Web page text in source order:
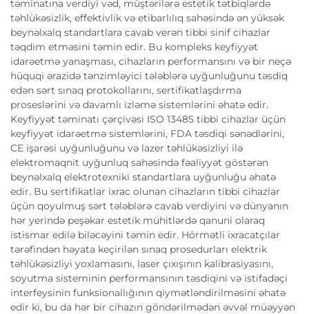
təminatına verdiyi vəd, müştərilərə estetik tətbiqlərdə
təhlükəsizlik, effektivlik və etibarlılıq sahəsində ən yüksək
beynəlxalq standartlara cavab verən tibbi sinif cihazlar
təqdim etməsini təmin edir. Bu kompleks keyfiyyət
idarəetmə yanaşması, cihazların performansını və bir neçə
hüquqi ərazidə tənzimləyici tələblərə uyğunluğunu təsdiq
edən sərt sınaq protokollarını, sertifikatlaşdırma
proseslərini və davamlı izləmə sistemlərini əhatə edir.
Keyfiyyət təminatı çərçivəsi ISO 13485 tibbi cihazlar üçün
keyfiyyət idarəetmə sistemlərini, FDA təsdiqi sənədlərini,
CE işarəsi uyğunluğunu və lazer təhlükəsizliyi ilə
elektromaqnit uyğunluq sahəsində fəaliyyət göstərən
beynəlxalq elektrotexniki standartlara uyğunluğu əhatə
edir. Bu sertifikatlar ixrac olunan cihazların tibbi cihazlar
üçün qoyulmuş sərt tələblərə cavab verdiyini və dünyanın
hər yerində peşəkar estetik mühitlərdə qanuni olaraq
istismar edilə biləcəyini təmin edir. Hörmətli ixracatçılar
tərəfindən həyata keçirilən sınaq prosedurları elektrik
təhlükəsizliyi yoxlamasını, laser çıxışının kalibrasiyasını,
soyutma sisteminin performansının təsdiqini və istifadəçi
interfeysinin funksionallığının qiymətləndirilməsini əhatə
edir ki, bu da hər bir cihazın göndərilmədən əvvəl müəyyən